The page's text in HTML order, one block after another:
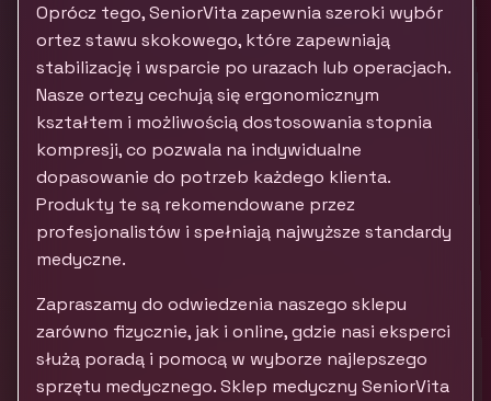
Oprócz tego, SeniorVita zapewnia szeroki wybór
ortez stawu skokowego, które zapewniają
stabilizację i wsparcie po urazach lub operacjach.
Nasze ortezy cechują się ergonomicznym
kształtem i możliwością dostosowania stopnia
kompresji, co pozwala na indywidualne
dopasowanie do potrzeb każdego klienta.
Produkty te są rekomendowane przez
profesjonalistów i spełniają najwyższe standardy
medyczne.
Zapraszamy do odwiedzenia naszego sklepu
zarówno fizycznie, jak i online, gdzie nasi eksperci
służą poradą i pomocą w wyborze najlepszego
sprzętu medycznego. Sklep medyczny SeniorVita